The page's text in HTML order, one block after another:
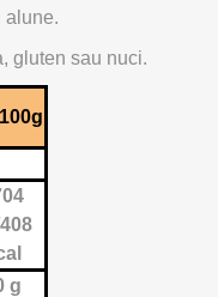
alune.
gluten sau nuci.
g